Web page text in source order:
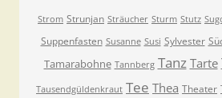
Strom Strunjan Sträucher Sturm Stutz
Suppenfasten Susanne Susi Sylvester
Tamarabohne Tannberg Tanz Tarte
Tausendgüldenkraut Tee Thea Theater